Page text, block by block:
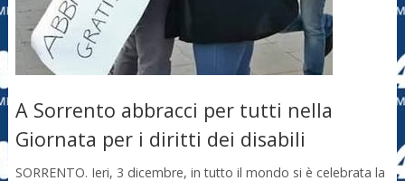
A Sorrento abbracci per tutti nella
Giornata per i diritti dei disabili
SORRENTO. Ieri, 3 dicembre, in tutto il mondo si è celebrata la